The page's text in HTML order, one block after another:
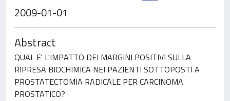
2009-01-01
Abstract
QUAL E' L'IMPATTO DEI MARGINI POSITIVI SULLA
RIPRESA BIOCHIMICA NEI PAZIENTI SOTTOPOSTI A
PROSTATECTOMIA RADICALE PER CARCINOMA
PROSTATICO?